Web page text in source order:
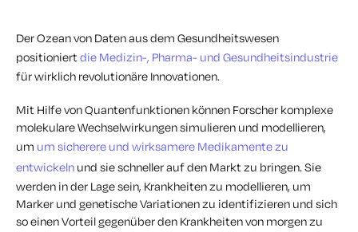
Der Ozean von Daten aus dem Gesundheitswesen
positioniertdie Medizin-, Pharma- und Gesundheitsindustrie
für wirklich revolutionäre Innovationen.
Mit Hilfe von Quantenfunktionen können Forscher komplexe
molekulare Wechselwirkungen simulieren und modellieren,
um um sicherere und wirksamere Medikamente zu
entwickeln und sie schneller auf den Markt zu bringen. Sie
werden in der Lage sein, Krankheiten zu modellieren, um
Marker und genetische Variationen zu identifizieren und sich
so einen Vorteil gegenüber den Krankheiten von morgen zu